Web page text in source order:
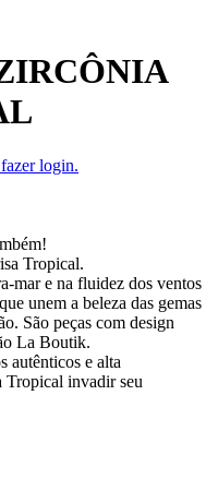
login.
Tropical.
mar e na fluidez dos ventos
unem a beleza das gemas
São peças com design
La Boutik.
autênticos e alta
Tropical invadir seu